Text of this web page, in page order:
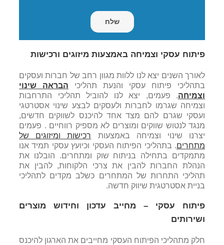
פיתוח עסקי וצמיחה באמצעות מיזוגים ורכישות
לאורך השנים יצא לנו ללוות מגוון רחב של חברות ועסקים
בתהליכי פיתוח עסקי והנעת תהליכי הבראה שינוי
וצמיחה. פעמים, יצא לנו להוביל תהליכי התרחבות
וצמיחה שגרמו לחברות ולעסקים לבצע שינוי אסטרטגי
ועסקי שגרם להם מצד אחד להיכנס לשווקים חדשים,
מנגד לנטוש שווקים ומוצרים לא מספיק רווחיים . פעמים
יצרנו שינוי וצמיחה באמצעות רכישות ומיזוגים של
מתחרים. בתהליכי הפיתוח העסקי וכיועץ עסקי תמיד אנו
מתמקדים בתחילה בניתוח שוק ומתחרים. הובלנו את
הנהלת החברות להבין את צרכי הלקוחות, להבין את
תהליכי התחרות של המתחרים כשלב מקדים לתהליכי
בניית אסטרטגית שיווק חדשה.
פיתוח עסקי – מחייב עדכון וחידוש מוצרים
ושירותים
חלק מתהליכי הפיתוח העסקי מחייבים את הארגון להיכנס